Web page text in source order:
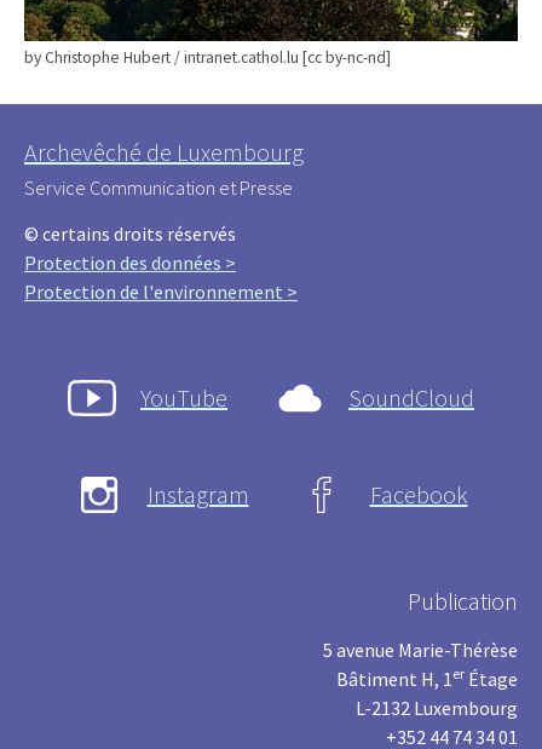
by Christophe Hubert / intranet.cathol.lu [cc by-nc-nd]
Archevêché de Luxembourg
Service Communication et Presse
© certains droits réservés
Protection des données >
Protection de l'environnement >
YouTube SoundCloud
Instagram Facebook
Publication
5 avenue Marie-Thérèse
Bâtiment H, 1 er Étage
L-2132 Luxembourg
+352 44 74 34 01